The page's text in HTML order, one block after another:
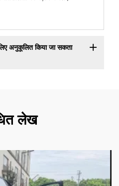
अनुकूलित किया जा सकता
लेख